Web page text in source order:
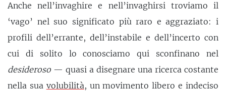
Anche nell’invaghire e nell’invaghirsi troviamo il
‘vago’ nel suo significato più raro e aggraziato: i
profili dell’errante, dell’instabile e dell’incerto con
cui di solito lo conosciamo qui sconfinano nel
desideroso — quasi a disegnare una ricerca costante
nella sua volubilità, un movimento libero e indeciso